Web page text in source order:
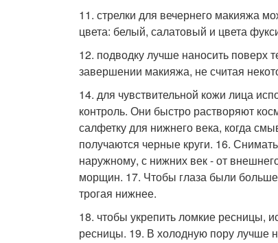
11. стрелки для вечернего макияжа
цвета: белый, салатовый и цвета
12. подводку лучше наносить поверх
завершении макияжа, не считая
14. для чувствительной кожи лица
контроль. Они быстро растворяют
салфетку для нижнего века, когда
получаются черные круги. 16.
наружному, с нижних век - от
морщин. 17. Чтобы глаза были
трогая нижнее.
18. чтобы укрепить ломкие ресницы,
ресницы. 19. В холодную пору лучше